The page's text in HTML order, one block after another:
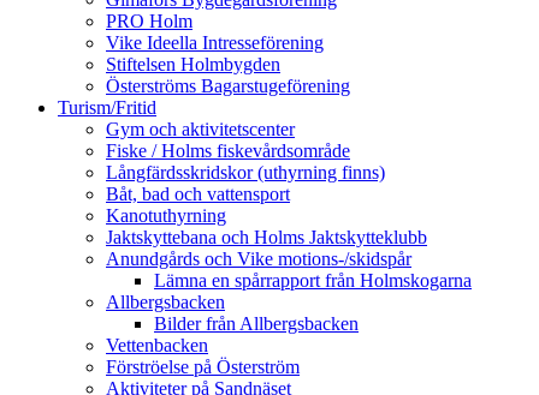
PRO Holm
Vike Ideella Intresseförening
Stiftelsen Holmbygden
Österströms Bagarstugeförening
Turism/Fritid
Gym och aktivitetscenter
Fiske / Holms fiskevårdsområde
Långfärdsskridskor (uthyrning finns)
Båt, bad och vattensport
Kanotuthyrning
Jaktskyttebana och Holms Jaktskytteklubb
Anundgårds och Vike motions-/skidspår
Lämna en spårrapport från Holmskogarna
Allbergsbacken
Bilder från Allbergsbacken
Vettenbacken
Förströelse på Österström
Aktiviteter på Sandnäset